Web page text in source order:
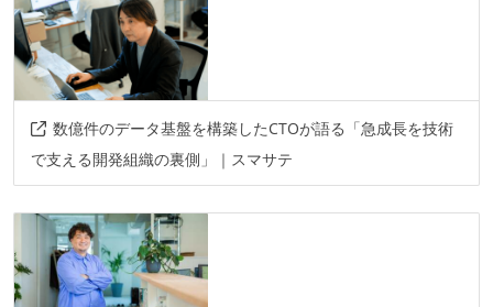
linux
mysql8.x
slcak
数億件のデータ基盤を構築したCTOが語る「急成長を技術
で支える開発組織の裏側」｜スマサテ